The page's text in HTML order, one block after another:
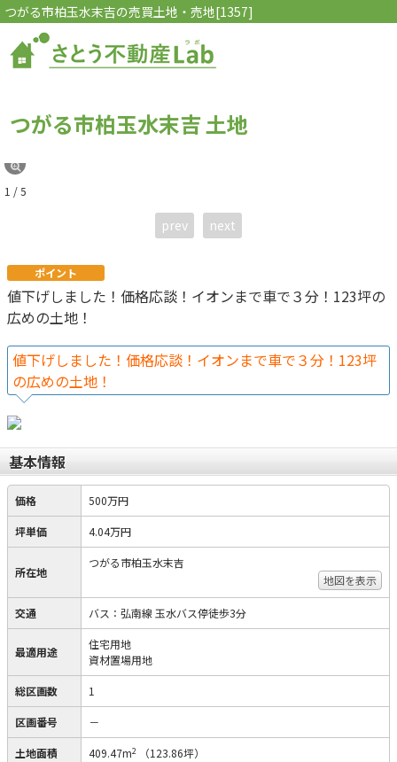
つがる市柏玉水末吉の売買土地・売地[1357]
つがる市柏玉水末吉 土地
1 / 5
prev next
ポイント
値下げしました！価格応談！イオンまで車で３分！123坪の
広めの土地！
値下げしました！価格応談！イオンまで車で３分！123坪
の広めの土地！
基本情報
価格 500万円
坪単価 4.04万円
所在地
つがる市柏玉水末吉
地図を表示
交通 バス：弘南線 玉水バス停徒歩3分
最適用途
住宅用地
資材置場用地
総区画数 1
区画番号 －
土地面積 409.47m2 （123.86坪）